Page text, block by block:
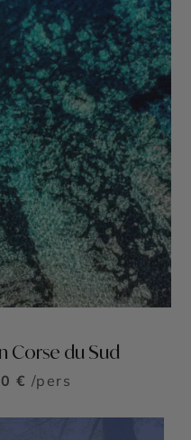
Corse du Sud
€ /pers